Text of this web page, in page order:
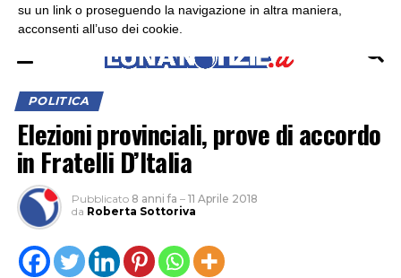
POLITICA
Elezioni provinciali, prove di accordo
in Fratelli D’Italia
Pubblicato 8 anni fa – 11 Aprile 2018
da Roberta Sottoriva
su un link o proseguendo la navigazione in altra maniera,
acconsenti all’uso dei cookie.